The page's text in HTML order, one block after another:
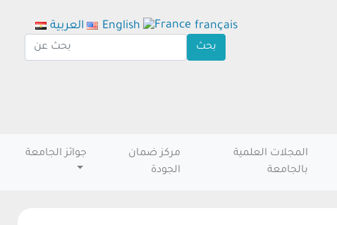
المجلات العلمية
بالجامعة
مركز ضمان
الجودة
جوائز الجامعة
العربية English français